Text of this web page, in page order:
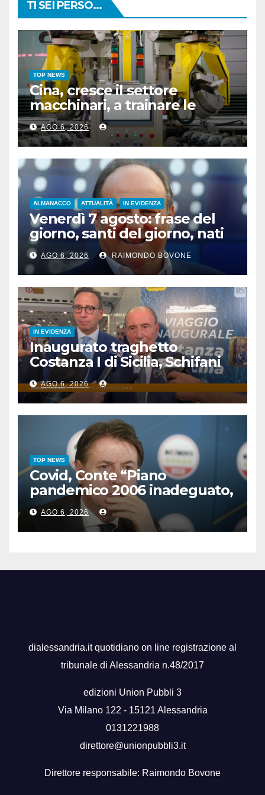
TI SEI PERSO...
TOP NEWS
Cina, cresce il settore
macchinari, a trainare le
“attrezzature intelligenti”
AGO 6, 2026
ALMANACCO ATTUALITÀ IN EVIDENZA
Venerdì 7 agosto: frase del
giorno, santi del giorno, nati
famosi, accadde oggi
AGO 6, 2026 RAIMONDO BOVONE
IN EVIDENZA
Inaugurato traghetto
Costanza I di Sicilia, Schifani
“Mantenuto impegni presi”
AGO 6, 2026
TOP NEWS
Covid, Conte “Piano
pandemico 2006 inadeguato,
virus senza precedenti”
AGO 6, 2026
dialessandria.it quotidiano on line registrazione al
tribunale di Alessandria n.48/2017
edizioni Union Pubbli 3
Via Milano 122 - 15121 Alessandria
0131221988
direttore@unionpubbli3.it
Direttore responsabile: Raimondo Bovone